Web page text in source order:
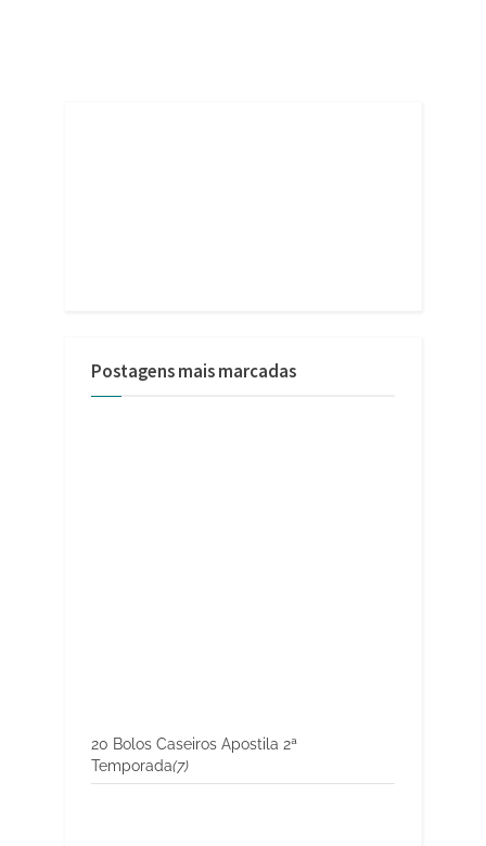
Postagens mais marcadas
20 Bolos Caseiros Apostila 2ª
Temporada(7)